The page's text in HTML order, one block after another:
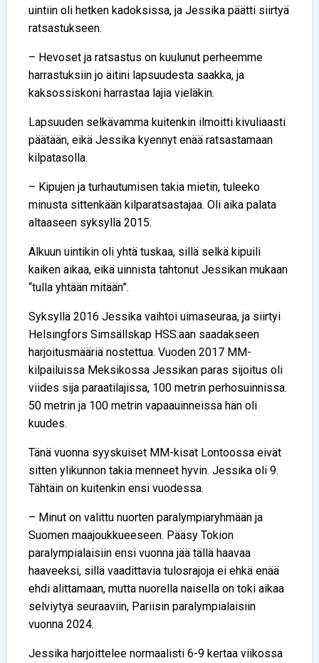
uintiin oli hetken kadoksissa, ja Jessika päätti siirtyä
ratsastukseen.
– Hevoset ja ratsastus on kuulunut perheemme
harrastuksiin jo äitini lapsuudesta saakka, ja
kaksossiskoni harrastaa lajia vieläkin.
Lapsuuden selkävamma kuitenkin ilmoitti kivuliaasti
päätään, eikä Jessika kyennyt enää ratsastamaan
kilpatasolla.
– Kipujen ja turhautumisen takia mietin, tuleeko
minusta sittenkään kilparatsastajaa. Oli aika palata
altaaseen syksyllä 2015.
Alkuun uintikin oli yhtä tuskaa, sillä selkä kipuili
kaiken aikaa, eikä uinnista tahtonut Jessikan mukaan
“tulla yhtään mitään”.
Syksyllä 2016 Jessika vaihtoi uimaseuraa, ja siirtyi
Helsingfors Simsällskap HSS:aan saadakseen
harjoitusmääriä nostettua. Vuoden 2017 MM-
kilpailuissa Meksikossa Jessikan paras sijoitus oli
viides sija paraatilajissa, 100 metrin perhosuinnissa.
50 metrin ja 100 metrin vapaauinneissa hän oli
kuudes.
Tänä vuonna syyskuiset MM-kisat Lontoossa eivät
sitten ylikunnon takia menneet hyvin. Jessika oli 9.
Tähtäin on kuitenkin ensi vuodessa.
– Minut on valittu nuorten paralympiaryhmään ja
Suomen maajoukkueeseen. Pääsy Tokion
paralympialaisiin ensi vuonna jää tällä haavaa
haaveeksi, sillä vaadittavia tulosrajoja ei ehkä enää
ehdi alittamaan, mutta nuorella naisella on toki aikaa
selviytyä seuraaviin, Pariisin paralympialaisiin
vuonna 2024.
Jessika harjoittelee normaalisti 6-9 kertaa viikossa